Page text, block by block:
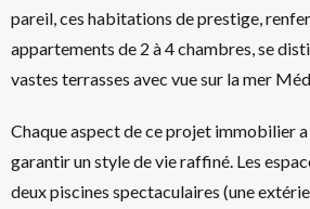
pareil, ces habitations de prestige,
appartements de 2 à 4 chambres, se
vastes terrasses avec vue sur la mer
Chaque aspect de ce projet immobilier
garantir un style de vie raffiné. Les
deux piscines spectaculaires (une